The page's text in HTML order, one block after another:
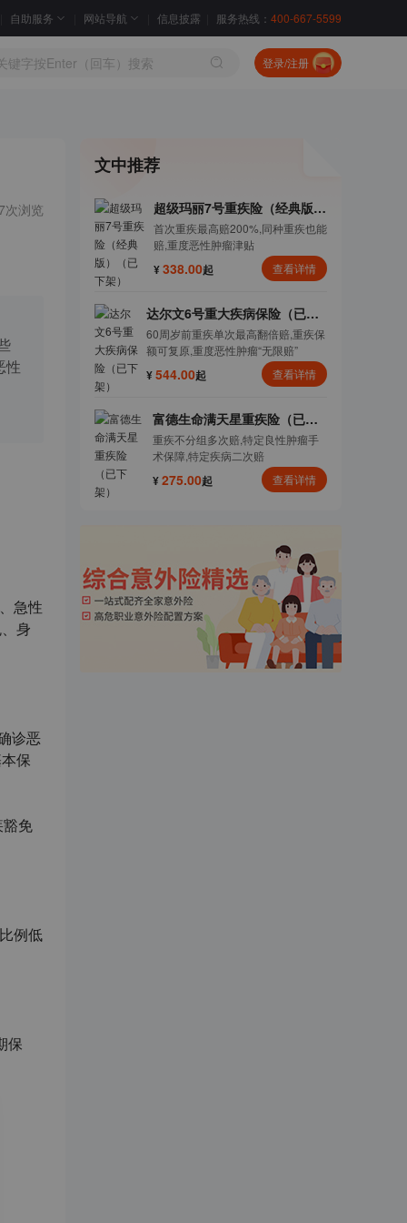
自助服务 网站导航 信息披露 服务热线： 400-667-5599
登录/注册
次浏览
性
急性
身
诊恶
保
免
例低
保
文中推荐
超级玛丽7号重疾险（经典版）
（已下架）
首次重疾最高赔200%,同种重疾也能
赔,重度恶性肿瘤津贴
¥338.00起 查看详情
达尔文6号重大疾病保险（已下
架）
60周岁前重疾单次最高翻倍赔,重疾保
额可复原,重度恶性肿瘤“无限赔”
¥544.00起 查看详情
富德生命满天星重疾险（已下
架）
重疾不分组多次赔,特定良性肿瘤手
术保障,特定疾病二次赔
¥275.00起 查看详情